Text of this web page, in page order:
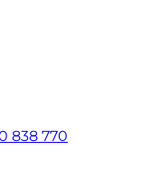
838 770